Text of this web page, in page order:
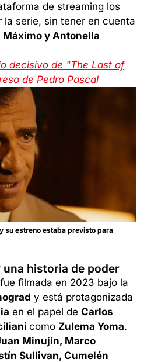
de streaming los
la serie, sin tener en cuenta
y Antonella
decisivo de "The Last of
de Pedro Pascal
su estreno estaba previsto para
una historia de poder
fue filmada en 2023 bajo la
y está protagonizada
en el papel deCarlos
como Zulema Yoma.
Minujín, Marco
Sullivan, Cumelén